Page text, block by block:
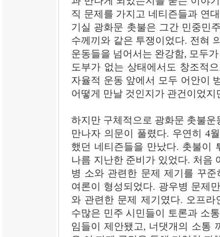
직 문제를 가지고 네티즌들과 연
기실 광화문 촛불은 그간 민중민
수께끼와 같은 투쟁이었다. 전혀
운동들을 넘어서는 완강함, 모두
도부가 없는 상태에서도 창조적
자율적 운동 앞에서 모두 어안이
어떻게 만날 것인지가 관건이었지
하지만 구체적으로 광화문 촛불
만나자 의문이 풀렸다. 우연히 4
했던 네티즌들을 만났다. 촛불이
나름 지난한 준비가 있었다. 처음
병 소와 관련한 문제 제기를 꾸
여론이 형성되었다. 광우병 문제
와 관련한 문제 제기였다. 오프
수많은 민주 시민들이 토론과 소
임들이 제안됐고, 너댓개의 소통